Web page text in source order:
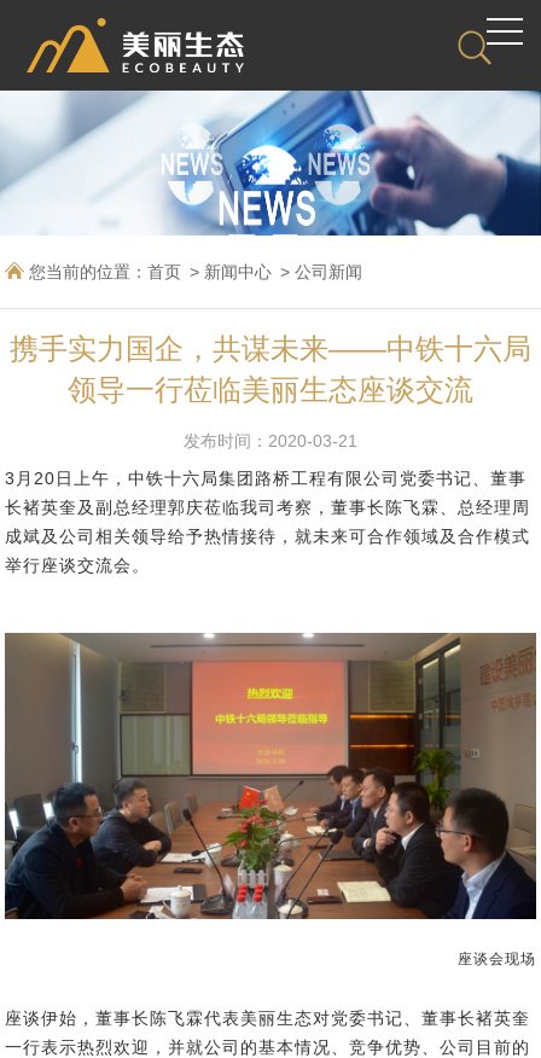
您当前的位置：首页 新闻中心 公司新闻
携手实力国企，共谋未来——中铁十六局
领导一行莅临美丽生态座谈交流
发布时间：2020-03-21
3月20日上午，中铁十六局集团路桥工程有限公司党委书记、董事
长褚英奎及副总经理郭庆莅临我司考察，董事长陈飞霖、总经理周
成斌及公司相关领导给予热情接待 ，就未来可合作领域及合作模式
举行座谈交流会。
座谈会现场
座谈伊始，董事长陈飞霖代表美丽生态对党委书记、董事长褚英奎
一行表示热烈欢迎，并就公司的基本情况、竞争优势、公司目前的